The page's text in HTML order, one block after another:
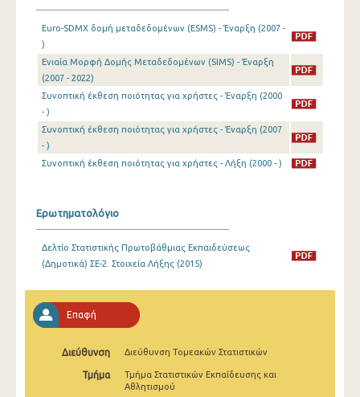
2013
2012
2011
2010
2007
2005
2002
2001
Euro-SDMX δομή μεταδεδομένων (ESMS) - Έναρξη (2007 -
)
Ενιαία Μορφή Δομής Μεταδεδομένων (SIMS) - Έναρξη
(2007 - 2022)
Συνοπτική έκθεση ποιότητας για χρήστες - Έναρξη (2000
- )
Συνοπτική έκθεση ποιότητας για χρήστες - Έναρξη (2007
- )
Συνοπτική έκθεση ποιότητας για χρήστες - Λήξη (2000 - )
Ερωτηματολόγιο
Δελτίο Στατιστικής Πρωτοβάθμιας Εκπαιδεύσεως
(Δημοτικά) ΣΕ-2. Στοιχεία Λήξης (2015)
Επαφή
Διεύθυνση Διεύθυνση Τομεακών Στατιστικών
Τμήμα
Τμήμα Στατιστικών Εκπαίδευσης και
Αθλητισμού